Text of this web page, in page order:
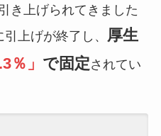
き上げられてきました
上げが終了し、
厚生
％」 で固定されてい